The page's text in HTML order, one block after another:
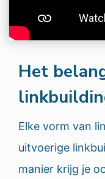
Het
Elke vorm van
uitvoerige
manier krijg je